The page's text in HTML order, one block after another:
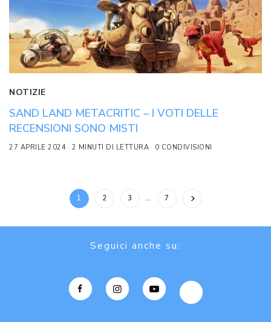
NOTIZIE
SAND LAND METACRITIC – I VOTI DELLE
RECENSIONI SONO MISTI
27 APRILE 2024 2 MINUTI DI LETTURA 0 CONDIVISIONI
1 2 3 … 7
Seguici anche su: